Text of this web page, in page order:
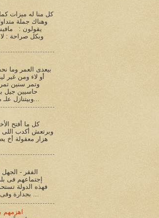
كل منا له ميزات
وهناك جملة
يقولون :
وبكل صراحة :
بيعدى العمر وما
أو لاء ومن غير
وتمر سنين
حاسيين جيل
كل ما أفتح
وبرتعش أكدب
هزار معقولة أخ
الفقر -
إجتماعهم فى
فهذه الدولة
اهزمهم